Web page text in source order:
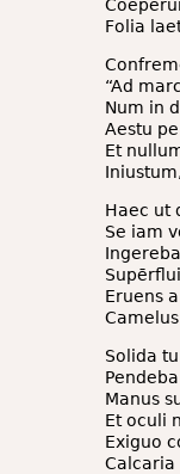
Folia
“Ad
Num in
Aestu
Et
Haec ut
Se iam
Eruens
Solida
Manus
Et oculi
Exiguo
Calcaria